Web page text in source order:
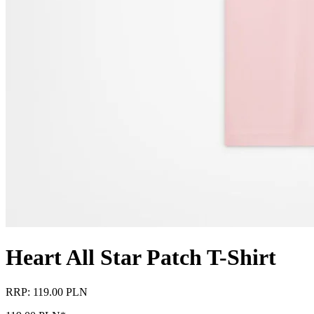
Heart All Star Patch T-Shirt
RRP: 119.00 PLN